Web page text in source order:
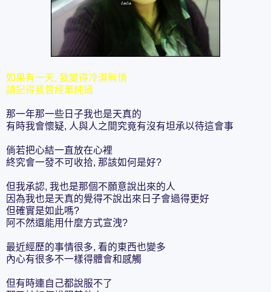
如果有一天, 我變得冷漠無情
請記得我曾經單純過
那一年那一些日子我也是天真的
有時我會懷疑, 人與人之間究竟有沒有坦承以待這會事
倘若把心結一直放在心裡
終究會一發不可收拾, 那該如何是好?
但我承認, 我也是那個不願意說出來的人
因為我也是天真的覺得不說出來日子會過得更好
但確實是如此嗎?
阿不然還能用什麼方式宣洩?
最近經歷的事情很多, 看的東西也變多
內心有很多不一樣得體會和感觸
但有時連自己都說服不了